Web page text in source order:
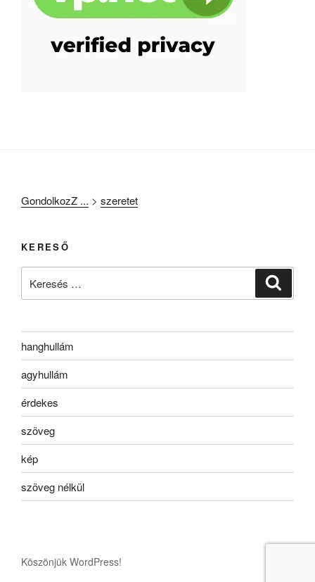
GondolkozZ ... > szeretet
KERESŐ
hanghullám
agyhullám
érdekes
szöveg
kép
szöveg nélkül
Köszönjük WordPress!